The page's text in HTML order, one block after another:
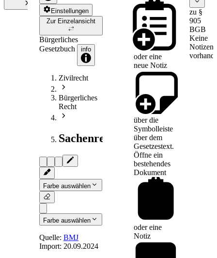
Einstellungen
Zur Einzelansicht
Bürgerliches
Gesetzbuch
info
Zivilrecht
Bürgerliches
Recht
Sachenrecht
Farbe auswählen
Farbe auswählen
Quelle:BMJ
Import: 20.09.2024
oder eine
neue Notiz
über die
Symbolleiste
über dem
Gesetzestext.
Öffne ein
bestehendes
Dokument
oder eine
Notiz
zu §
905
BGB
Keine
Notizen